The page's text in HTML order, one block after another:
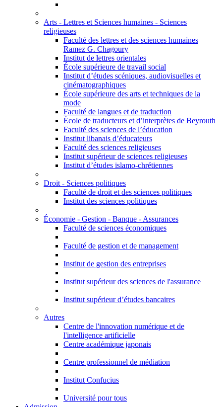
Arts - Lettres et Sciences humaines - Sciences
religieuses
Faculté des lettres et des sciences humaines
Ramez G. Chagoury
Institut de lettres orientales
École supérieure de travail social
Institut d’études scéniques, audiovisuelles et
cinématographiques
École supérieure des arts et techniques de la
mode
Faculté de langues et de traduction
École de traducteurs et d’interprètes de Beyrouth
Faculté des sciences de l’éducation
Institut libanais d’éducateurs
Faculté des sciences religieuses
Institut supérieur de sciences religieuses
Institut d’études islamo-chrétiennes
Droit - Sciences politiques
Faculté de droit et des sciences politiques
Institut des sciences politiques
Économie - Gestion - Banque - Assurances
Faculté de sciences économiques
Faculté de gestion et de management
Institut de gestion des entreprises
Institut supérieur des sciences de l'assurance
Institut supérieur d’études bancaires
Autres
Centre de l'innovation numérique et de
l'intelligence artificielle
Centre académique japonais
Centre professionnel de médiation
Institut Confucius
Université pour tous